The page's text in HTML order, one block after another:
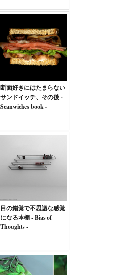
断面好きにはたまらない
サンドイッチ、その後 -
Scanwiches book -
目の錯覚で不思議な感覚
になる本棚 - Bias of
Thoughts -